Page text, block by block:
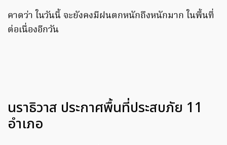
คาดว่า ในวันนี้ จะยังคงมีฝนตกหนักถึงหนักมาก ในพื้นที่
ต่อเนื่องอีกวัน
นราธิวาส ประกาศพื้นที่ประสบภัย 11
อำเภอ